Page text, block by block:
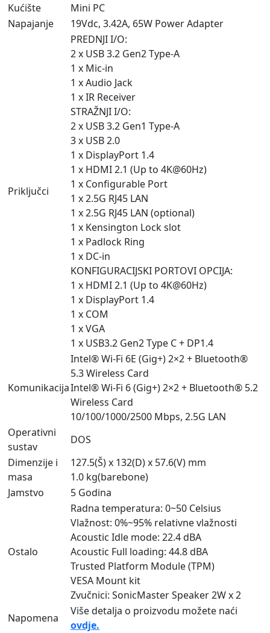
Kućište
Mini PC
Napajanje
19Vdc, 3.42A, 65W Power Adapter
Priključci
PREDNJI I/O:
2 x USB 3.2 Gen2 Type-A
1 x Mic-in
1 x Audio Jack
1 x IR Receiver
STRAŽNJI I/O:
2 x USB 3.2 Gen1 Type-A
3 x USB 2.0
1 x DisplayPort 1.4
1 x HDMI 2.1 (Up to 4K@60Hz)
1 x Configurable Port
1 x 2.5G RJ45 LAN
1 x 2.5G RJ45 LAN (optional)
1 x Kensington Lock slot
1 x Padlock Ring
1 x DC-in
KONFIGURACIJSKI PORTOVI OPCIJA:
1 x HDMI 2.1 (Up to 4K@60Hz)
1 x DisplayPort 1.4
1 x COM
1 x VGA
1 x USB3.2 Gen2 Type C + DP1.4
Komunikacija
Intel® Wi-Fi 6E (Gig+) 2×2 + Bluetooth®
5.3 Wireless Card
Intel® Wi-Fi 6 (Gig+) 2×2 + Bluetooth® 5.2
Wireless Card
10/100/1000/2500 Mbps, 2.5G LAN
Operativni
sustav
DOS
Dimenzije i
masa
127.5(Š) x 132(D) x 57.6(V) mm
1.0 kg(barebone)
Jamstvo
5 Godina
Ostalo
Radna temperatura: 0~50 Celsius
Vlažnost: 0%~95% relativne vlažnosti
Acoustic Idle mode: 22.4 dBA
Acoustic Full loading: 44.8 dBA
Trusted Platform Module (TPM)
VESA Mount kit
Zvučnici: SonicMaster Speaker 2W x 2
Napomena
Više detalja o proizvodu možete naći
ovdje.